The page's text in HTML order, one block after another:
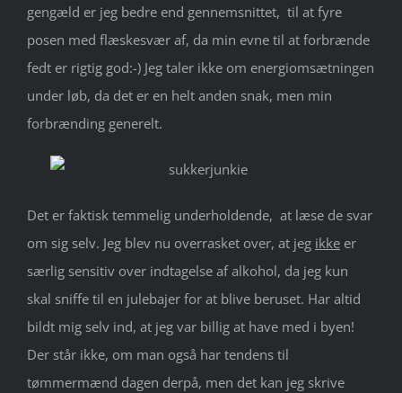
gengæld er jeg bedre end gennemsnittet, til at fyre
posen med flæskesvær af, da min evne til at forbrænde
fedt er rigtig god:-) Jeg taler ikke om energiomsætningen
under løb, da det er en helt anden snak, men min
forbrænding generelt.
Det er faktisk temmelig underholdende, at læse de svar
om sig selv. Jeg blev nu overrasket over, at jeg ikke er
særlig sensitiv over indtagelse af alkohol, da jeg kun
skal sniffe til en julebajer for at blive beruset. Har altid
bildt mig selv ind, at jeg var billig at have med i byen!
Der står ikke, om man også har tendens til
tømmermænd dagen derpå, men det kan jeg skrive